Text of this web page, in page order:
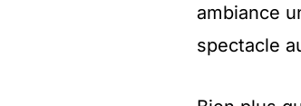
ambiance
spectacle